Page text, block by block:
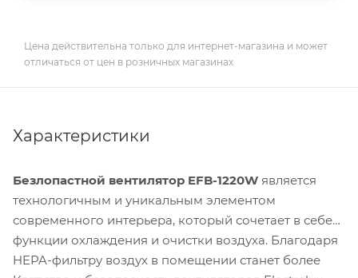
Цена действительна только для интернет-магазина и может
отличаться от цен в розничных магазинах
Характеристики
Безлопастной вентилятор EFB-1220W является
технологичным и уникальным элементом
современного интерьера, который сочетает в себе
функции охлаждения и очистки воздуха. Благодаря
HEPA-фильтру воздух в помещении станет более